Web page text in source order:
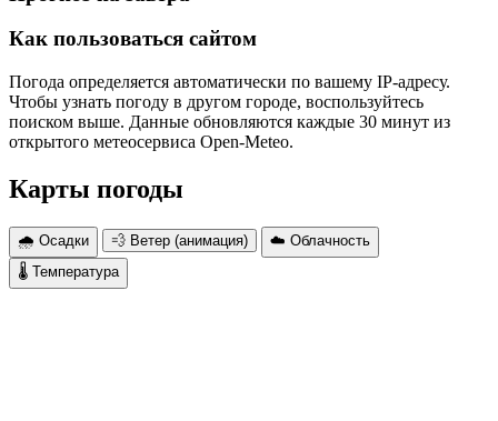
Как пользоваться сайтом
Погода определяется автоматически по вашему IP-адресу.
Чтобы узнать погоду в другом городе, воспользуйтесь
поиском выше. Данные обновляются каждые 30 минут из
открытого метеосервиса Open-Meteo.
Карты погоды
🌧 Осадки 💨 Ветер (анимация)
☁️ Облачность
🌡 Температура